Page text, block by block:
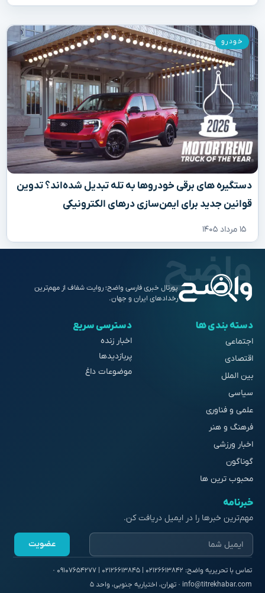
دستگیره‌ های برقی خودروها به تله تبدیل شده‌اند؟ تدوین
قوانین جدید برای ایمن‌سازی درهای الکترونیکی
۱۵ مرداد ۱۴۰۵
خودرو
پورتال خبری فارسی واضح؛ روایت شفاف از مهم‌ترین
رخدادهای ایران و جهان.
دسته بندی ها
اجتماعی
اقتصادی
بین الملل
سیاسی
علمی و فناوری
فرهنگ و هنر
اخبار ورزشی
گوناگون
محبوب ترین ها
دسترسی سریع
اخبار زنده
پربازدیدها
موضوعات داغ
خبرنامه
مهم‌ترین خبرها را در ایمیل دریافت کن.
عضویت